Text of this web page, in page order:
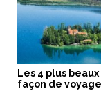
Les 4 plus
façon de